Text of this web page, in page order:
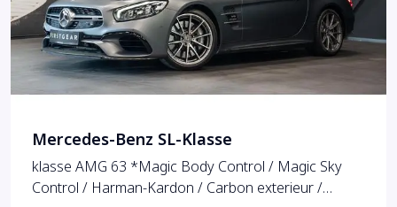
Mercedes-Benz SL-Klasse
klasse AMG 63 *Magic Body Control / Magic Sky
Control / Harman-Kardon / Carbon exterieur /